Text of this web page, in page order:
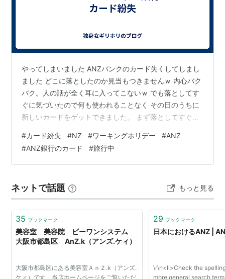
やってしまいました ANZバンクのカード失くしてしまし
ました どこに落としたのか見当もつきませんｗ 内心バク
バク。人の話が全く耳に入ってこないｗ でも落としてす
ぐに気づいたので何も使われることなく その日のうちに
新しいカードをゲットできました。 まず落としてすぐに
Sarvice 項目の Manage Cardを選択 Visa Debit をクリッ
クしてTenporary Block をオン そうすればカードをオン
にしてる間は使えなくなります。 Temporary Block の下
#カード紛失 #NZ #ワーキングホリデー #ANZ
#ANZ銀行のカード #旅行中
ネットで話題 もっと見る
35 ブックマーク
美容室 美容院 ビーワンシステム
大阪市都島区 AnZ.k（アンズ.ケィ）
大阪市都島区にある美容室ＡｎＺ.k（アンズ.
ケィ）です。当店ホームページをご覧いただ
29 ブックマーク
日本におけるANZ |
\r\n<li>Check the
more general search